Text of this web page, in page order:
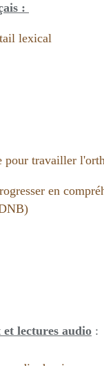
:
lexical
pour travailler
en
et lectures audio :